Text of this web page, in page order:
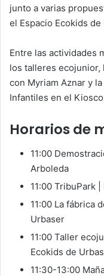
junto a varias
el Espacio Ecokids de
Entre las actividades
los talleres ecojunior,
con Myriam Aznar y
Infantiles en el
Horarios de
11:00
Arboleda
11:00 TribuPark
11:00 La fábrica
Urbaser
11:00 Taller
Ecokids de
11:30-13:00